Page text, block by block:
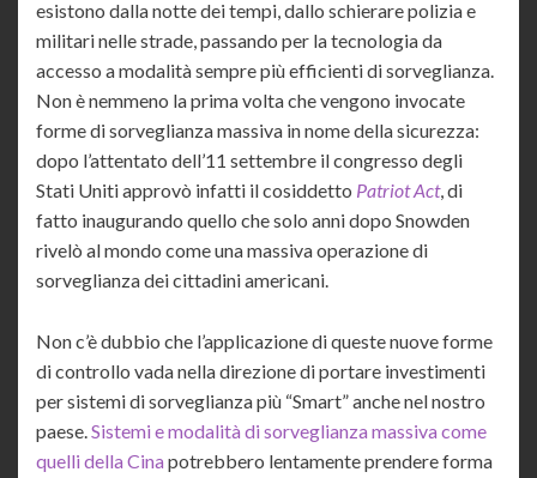
esistono dalla notte dei tempi, dallo schierare polizia e
militari nelle strade, passando per la tecnologia da
accesso a modalità sempre più efficienti di sorveglianza.
Non è nemmeno la prima volta che vengono invocate
forme di sorveglianza massiva in nome della sicurezza:
dopo l’attentato dell’11 settembre il congresso degli
Stati Uniti approvò infatti il cosiddetto Patriot Act, di
fatto inaugurando quello che solo anni dopo Snowden
rivelò al mondo come una massiva operazione di
sorveglianza dei cittadini americani.
Non c’è dubbio che l’applicazione di queste nuove forme
di controllo vada nella direzione di portare investimenti
per sistemi di sorveglianza più “Smart” anche nel nostro
paese.Sistemi e modalità di sorveglianza massiva come
quelli della Cinapotrebbero lentamente prendere forma